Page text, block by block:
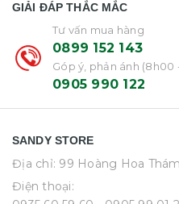
GIẢI ĐÁP THẮC MẮC
Tư vấn mua hàng
0899 152 143
Góp ý, phản ánh (8h00
0905 990 122
SANDY STORE
Địa chỉ: 99 Hoàng Hoa
Điện thoại: